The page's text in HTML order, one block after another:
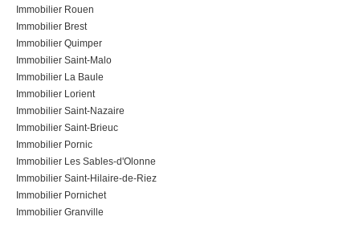
Immobilier Rouen
Immobilier Brest
Immobilier Quimper
Immobilier Saint-Malo
Immobilier La Baule
Immobilier Lorient
Immobilier Saint-Nazaire
Immobilier Saint-Brieuc
Immobilier Pornic
Immobilier Les Sables-d'Olonne
Immobilier Saint-Hilaire-de-Riez
Immobilier Pornichet
Immobilier Granville